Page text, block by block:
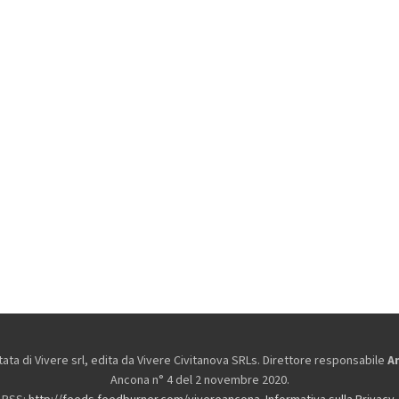
di Vivere srl, edita da Vivere Civitanova SRLs. Direttore responsabile
Ancona n° 4 del 2 novembre 2020.